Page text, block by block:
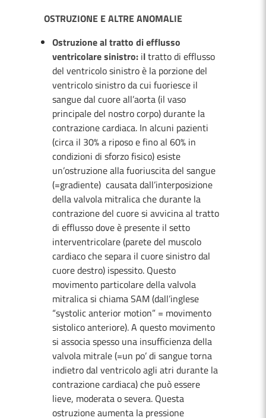
OSTRUZIONE E ALTRE ANOMALIE
Ostruzione al tratto di efflusso
ventricolare sinistro: iltratto di efflusso
del ventricolo sinistro è la porzione del
ventricolo sinistro da cui fuoriesce il
sangue dal cuore all’aorta (il vaso
principale del nostro corpo) durante la
contrazione cardiaca. In alcuni pazienti
(circa il 30% a riposo e fino al 60% in
condizioni di sforzo fisico) esiste
un’ostruzione alla fuoriuscita del sangue
(=gradiente) causata dall’interposizione
della valvola mitralica che durante la
contrazione del cuore si avvicina al tratto
di efflusso dove è presente il setto
interventricolare (parete del muscolo
cardiaco che separa il cuore sinistro dal
cuore destro) ispessito. Questo
movimento particolare della valvola
mitralica si chiama SAM (dall’inglese
“systolic anterior motion” = movimento
sistolico anteriore). A questo movimento
si associa spesso una insufficienza della
valvola mitrale (=un po’ di sangue torna
indietro dal ventricolo agli atri durante la
contrazione cardiaca) che può essere
lieve, moderata o severa. Questa
ostruzione aumenta la pressione